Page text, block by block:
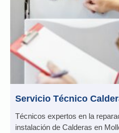
Servicio Técnico
Técnicos expertos en la
instalación de Calderas en